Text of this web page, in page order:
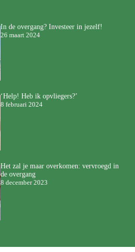
In de overgang? Investeer in jezelf!
26 maart 2024
‘Help! Heb ik opvliegers?’
8 februari 2024
Het zal je maar overkomen: vervroegd in
de overgang
8 december 2023